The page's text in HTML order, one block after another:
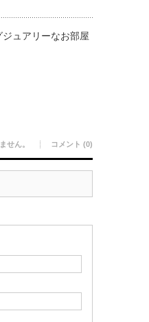
ュアリーなお部屋
せん。 コメント (0)